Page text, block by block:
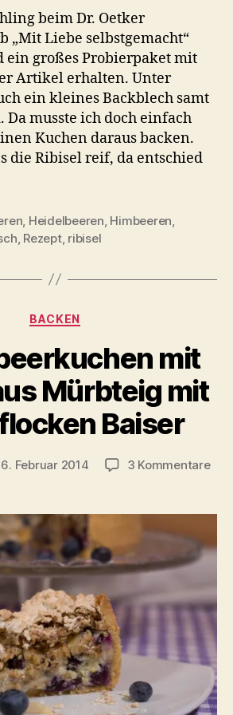
beim Dr. Oetker
„Mit Liebe selbstgemacht“
ein großes Probierpaket mit
Artikel erhalten. Unter
ein kleines Backblech samt
Da musste ich doch einfach
Kuchen daraus backen.
die Ribisel reif, da entschied
, Heidelbeeren, Himbeeren,
, Rezept, ribisel
Kategorien
BACKEN
mit
Mürbteig mit
Baiser
6. Februar 2014 3 Kommentarezu